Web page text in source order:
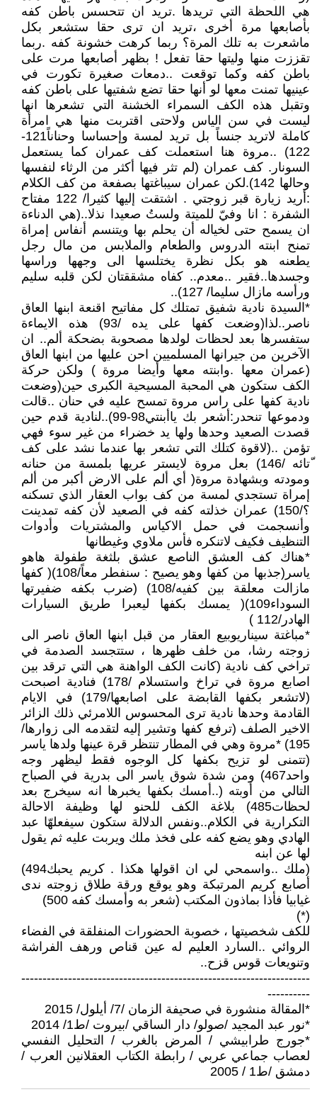
هي اللحظة التي تريدها .تريد ان تتحسس باطن كفه
بأصابعها مرة أخرى ،تريد ان ترى حقا ستشعر بكل
ماشعرت به تلك المرة؟ ربما كرهت خشونة كفه .ربما
تقززت منها وليتها حقا تفعل ! بظهر أصابعها مرت على
باطن كفه وكما توقعت ..دمعات صغيرة تكورت في
عينيها تمنت معها لو أنها حقا تضع شفتيها على باطن كفه
وتقبل هذه الكف السمراء الخشنة التي تشعرها انها
ليست في سن الياس ولاحتى اقتربت منها هي امرأة
كاملة لاتريد جنساً بل تريد لمسة وإحساسا وحناناً121-
122) ..مروة هنا استعملت كف عمران كما يستعمل
السونار. كف عمران (لم تثر فيها أكثر من الرثاء لنفسها
وحالها 142).لكن عمران سيباغتها بصفعة من كف الكلام
:أريد زيارة قبر زوجتي . اشتقت إليها كثيرا/ 122 مفتاح
الشفرة : انا وفيّ للميتة ولستُ صعيدا نذلا..(هي الدناءة
ان يسمح حتى لخياله أن يحلم بها ويتنسم أنفاس إمراة
تمنح ابنته الدروس والطعام والملابس من مال رجل
يطعنه هو بكل نظرة يختلسها الى وجهها وراسها
وجسدها..فقير ..معدم.. كفاه مشققتان لكن قلبه سليم
ورأسه مازال سليما/ 127)..
*السيدة نادية شفيق تمتلك كل مفاتيح اقنعة ابنها العاق
ناصر..لذا(وضعت كفها على يده /93) هذه الايماءة
ستفسرها بعد لحظات لولدها مصحوبة بضحكة ألم.. ان
الآخرين من جيرانها المسلميين احن عليها من ابنها العاق
(عمران معها .وابنته معها وأيضا مروة ) ولكن حركة
الكف ستكون هي المحبة المسيحية الكبرى حين(وضعت
نادية كفها على راس مروة تمسح عليه في حنان ..قالت
ودموعها تنحدر:أشعر بك ياأبنتي98-99)..لنادية قدم حين
قصدت الصعيد وحدها ولها يد خضراء من غير سوء فهي
تؤمن ..(لاقوة كتلك التي تشعر بها عندما نشد على كف
ّتائه /146) بعل مروة لايستر عريها بلمسة من حنانه
ومودته وبشهادة مروة( أي ألم على الارض أكبر من ألم
إمراة تستجدي لمسة من كف بواب العقار الذي تسكنه
؟/150) عمران خذلته كفه في الصعيد لأن كفه تمدينت
وأنسجمت في حمل الاكياس والمشتريات وأدوات
التنظيف فكيف لاتنكره فأس ملاوي وغيطانها
*هناك كف العشق الناصع عشق بلثغة طفولة هاهو
ياسر(جذبها من كفها وهو يصيح : سنفطر معاً/108)( كفها
مازالت معلقة بين كفيه/108) (ضرب بكفه ضفيرتها
السوداء109)( يمسك بكفها ليعبرا طريق السيارات
الهادر/112 )
*مباغتة سيناريوبيع العقار من قبل ابنها العاق ناصر الى
زوجته رشا، من خلف ظهرها ، ستتجسد الصدمة في
تراخي كف نادية (كانت الكف الواهنة هي التي ترقد بين
اصابع مروة في تراخ واستسلام /178) فنادية اصبحت
(لاتشعر بكفها القابضة على اصابعها/179) في الايام
القادمة وحدها نادية ترى المحسوس اللامرئي ذلك الزائر
الاخير الصلف (ترفع كفها وتشير إليه لتقدمه الى زوارها/
195) *مروة وهي في المطار تنتظر قرة عينها ولدها ياسر
(تتمنى لو تزيح بكفها كل الوجوه فقط ليظهر وجه
واحد467) ومن شدة شوق ياسر الى بدرية في الصباح
التالي من أوبته (..أمسك بكفها يخبرها انه سيخرج بعد
لحظات485) بلاغة الكف للحنو لها وظيفة الاحالة
التكرارية في الكلام..ونفس الدلالة ستكون سيفعلهّا عبد
الهادي وهو يضع كفه على فخذ ملك ويربت عليه ثم يقول
لها عن ابنه
(ملك ..واسمحي لي ان اقولها هكذا . كريم يحبك494)
أصابع كريم المرتبكة وهو يوقع ورقة طلاق زوجته ندى
غيابيا فأذا بماذون المكتب (شعر به وأمسك كفه 500)
(*)
للكف شخصيتها ، خصوبة الحضورات المنفلقة في الفضاء
الروائي ..السارد العليم له عين قناص ورهف الفراشة
وتنويعات قوس قزح..
--------------------------------------------------------------------
----------
*المقالة منشورة في صحيفة الزمان /7/ أيلول/ 2015
*نور عبد المجيد /صولو/ دار الساقي /بيروت /ط1/ 2014
*جورج طرابيشي / المرض بالغرب / التحليل النفسي
لعصاب جماعي عربي / رابطة الكتاب العقلانين العرب /
دمشق /ط1 / 2005